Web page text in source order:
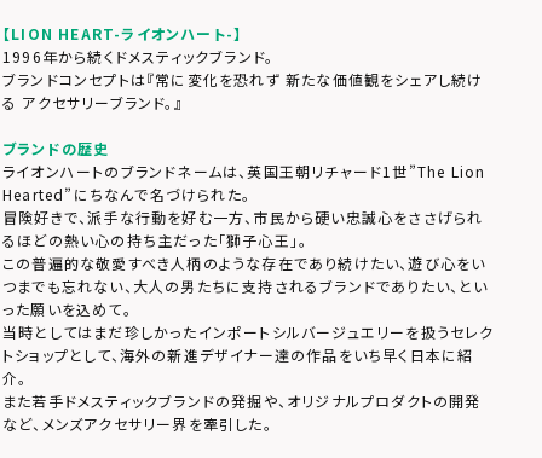
【LION HEART-ライオンハート-】
1996年から続くドメスティックブランド。
ブランドコンセプトは『常に変化を恐れず 新たな価値観をシェアし続け
る アクセサリーブランド。』
ブランドの歴史
ライオンハートのブランドネームは、英国王朝リチャード1世”The Lion
Hearted”にちなんで名づけられた。
冒険好きで、派手な行動を好む一方、市民から硬い忠誠心をささげられ
るほどの熱い心の持ち主だった「獅子心王」。
この普遍的な敬愛すべき人柄のような存在であり続けたい、遊び心をい
つまでも忘れない、大人の男たちに支持されるブランドでありたい、とい
った願いを込めて。
当時としてはまだ珍しかったインポートシルバージュエリーを扱うセレク
トショップとして、海外の新進デザイナー達の作品をいち早く日本に紹
介。
また若手ドメスティックブランドの発掘や、オリジナルプロダクトの開発
など、メンズアクセサリー界を牽引した。